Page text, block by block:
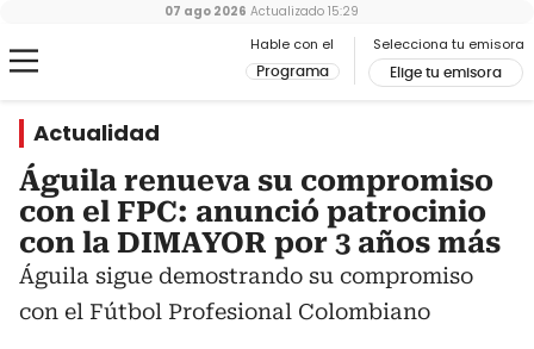
Hable con el
Programa
Selecciona tu emisora
Elige tu emisora
07 ago 2026 Actualizado 15:29
Actualidad
Águila renueva su compromiso
con el FPC: anunció patrocinio
con la DIMAYOR por 3 años más
Águila sigue demostrando su compromiso
con el Fútbol Profesional Colombiano